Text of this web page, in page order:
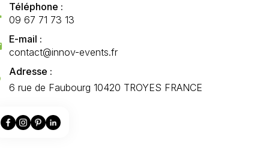
Téléphone :
09 67 71 73 13
E-mail :
contact@innov-events.fr
Adresse :
6 rue de Faubourg 10420 TROYES FRANCE